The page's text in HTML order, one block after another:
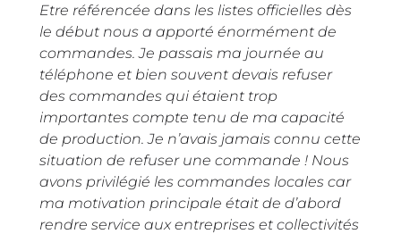
Etre référencée dans les listes officielles dès
le début nous a apporté énormément de
commandes. Je passais ma journée au
téléphone et bien souvent devais refuser
des commandes qui étaient trop
importantes compte tenu de ma capacité
de production. Je n’avais jamais connu cette
situation de refuser une commande ! Nous
avons privilégié les commandes locales car
ma motivation principale était de d’abord
rendre service aux entreprises et collectivités